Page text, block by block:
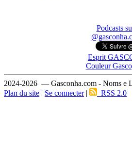
Podcasts
Esprit
Couleur
2024-2026 — Gasconha.com - Noms e
Plan du site | Se connecter| RSS 2.0